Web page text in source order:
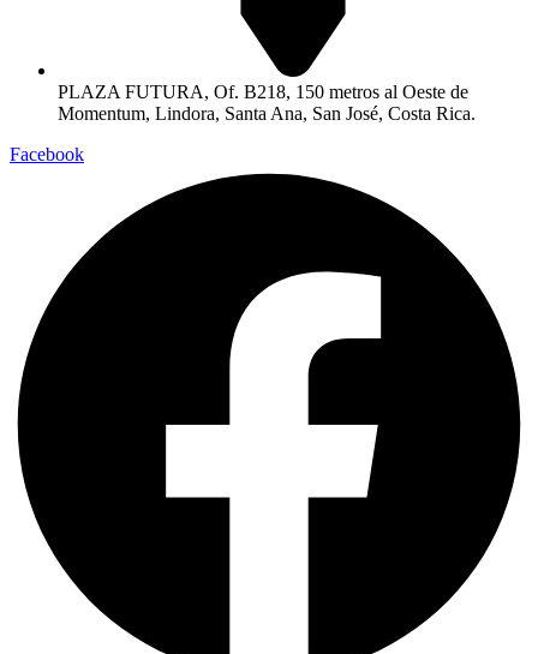
PLAZA FUTURA, Of. B218, 150 metros al Oeste de
Momentum, Lindora, Santa Ana, San José, Costa Rica.
Facebook